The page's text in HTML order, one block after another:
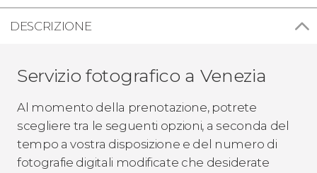
DESCRIZIONE
Servizio fotografico a Venezia
Al momento della prenotazione, potrete
scegliere tra le seguenti opzioni, a seconda del
tempo a vostra disposizione e del numero di
fotografie digitali modificate che desiderate